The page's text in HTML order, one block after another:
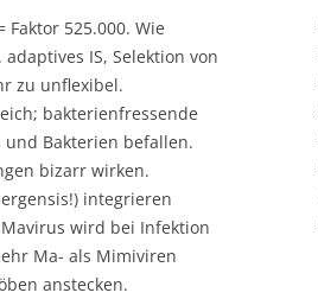
525.000. Wie
IS, Selektion von
zu unflexibel.
bakterienfressende
und Bakterien befallen.
bizarr wirken.
integrieren
wird bei Infektion
Ma- als Mimiviren
anstecken.